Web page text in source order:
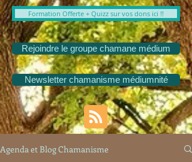
Formation Offerte + Quizz sur vos dons ici !!
Rejoindre le groupe chamane médium
Newsletter chamanisme médiumnité
Agenda et Blog Chamanisme